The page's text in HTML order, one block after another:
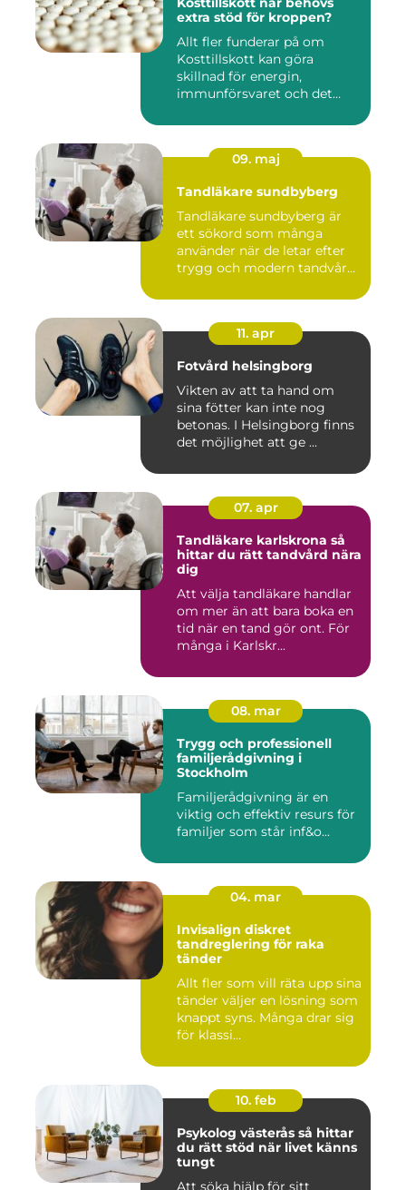
extra stöd för kroppen?
Allt fler funderar på om
Kosttillskott kan göra
skillnad för energin,
immunförsvaret och det
09. maj
Tandläkare sundbyberg
Tandläkare sundbyberg är
ett sökord som många
använder när de letar efter
trygg och modern tandvård
11. apr
Fotvård helsingborg
Vikten av att ta hand om
sina fötter kan inte nog
betonas. I Helsingborg finns
det möjlighet att ge ...
07. apr
Tandläkare karlskrona så
hittar du rätt tandvård nära
dig
Att välja tandläkare handlar
om mer än att bara boka en
tid när en tand gör ont. För
många i Karlskr...
08. mar
Trygg och professionell
familjerådgivning i
Stockholm
Familjerådgivning är en
viktig och effektiv resurs för
familjer som står inf&o...
04. mar
Invisalign diskret
tandreglering för raka
tänder
Allt fler som vill räta upp sina
tänder väljer en lösning som
knappt syns. Många drar sig
för klassi...
10. feb
Psykolog västerås så hittar
du rätt stöd när livet känns
tungt
Att söka hjälp för sitt